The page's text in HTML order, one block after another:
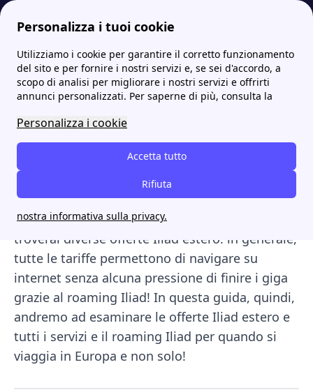
Personalizza i tuoi cookie
Utilizziamo i cookie per garantire il corretto funzionamento
del sito e per fornire i nostri servizi e, se sei d'accordo, a
scopo di analisi per migliorare i nostri servizi e offrirti
annunci personalizzati. Per saperne di più, consulta la
Personalizza i cookie
Accetta tutto
Rifiuta
nostra informativa sulla privacy.
Internet Casa More Offerte Iliad Mobile e Fibra: le migliori offerte passa a Iliad del 2023 Le offerte Iliad all'estero per chiamare e navigare con il roaming
Le offerte Iliad all'estero
per chiamare e navigare
con il roaming
Stai per partire all'stero e non sai quanti Giga
Iliad all'estero hai a disposizione? Non
preoccuparti, sei nel posto giusto! Di seguito
troverai diverse offerte Iliad estero: in generale,
tutte le tariffe permettono di navigare su
internet senza alcuna pressione di finire i giga
grazie al roaming Iliad! In questa guida, quindi,
andremo ad esaminare le offerte Iliad estero e
tutti i servizi e il roaming Iliad per quando si
viaggia in Europa e non solo!